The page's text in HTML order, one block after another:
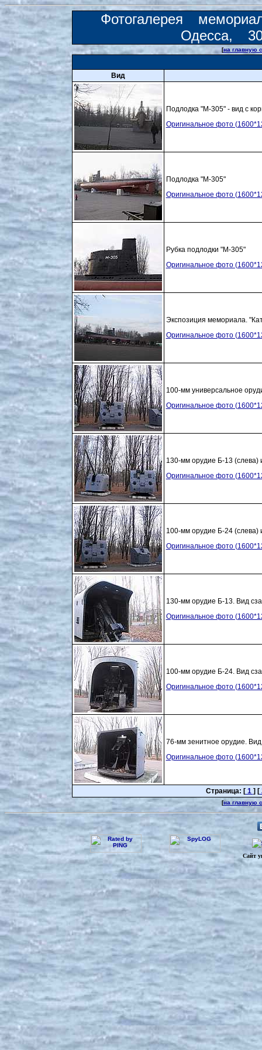
Фотогалерея
Одесса,
[на главную
Вид
Подлодка "М-305" - вид с
Оригинальное фото
Подлодка "М-305"
Оригинальное фото
Рубка подлодки "М-305"
Оригинальное фото
Экспозиция мемориала.
Оригинальное фото
100-мм универсальное
Оригинальное фото
130-мм орудие Б-13 (слева)
Оригинальное фото
100-мм орудие Б-24 (слева)
Оригинальное фото
130-мм орудие Б-13. Вид
Оригинальное фото
100-мм орудие Б-24. Вид
Оригинальное фото
76-мм зенитное орудие. Вид
Оригинальное фото
Страница: [1 ] [
[на главную
Сайт